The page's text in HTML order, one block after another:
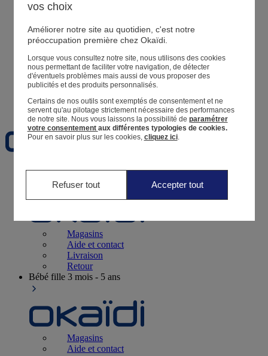
Magasin
Mes informations
Suivre une commande
Panier
Favoris
Naissance0-12 mois
Magasins
Aide et contact
Livraison
Retour
Bébé fille 3 mois - 5 ans
Magasins
Aide et contact
vos choix
Améliorer notre site au quotidien, c'est notre
préoccupation première chez Okaïdi.
Lorsque vous consultez notre site, nous utilisons des cookies
nous permettant de faciliter votre navigation, de détecter
d'éventuels problèmes mais aussi de vous proposer des
publicités et des produits personnalisés.
Certains de nos outils sont exemptés de consentement et ne
servent qu'au pilotage strictement nécessaire des performances
de notre site. Nous vous laissons la possibilité de paramétrer
votre consentement aux différentes typologies de cookies.
Pour en savoir plus sur les cookies, cliquez ici.
Refuser tout Accepter tout